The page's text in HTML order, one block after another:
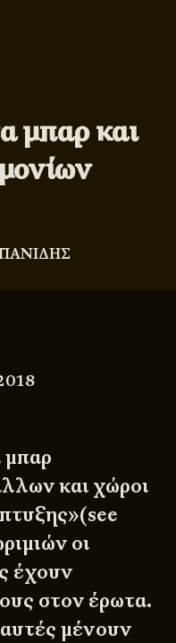
μπαρ και
μπαρ
και χώροι
οι
έχουν
στον έρωτα.
μένουν